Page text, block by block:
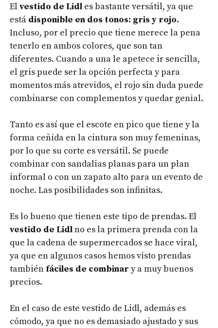
El vestido de Lidl es bastante versátil, ya que
está disponible en dos tonos: gris y rojo.
Incluso, por el precio que tiene merece la pena
tenerlo en ambos colores, que son tan
diferentes. Cuando a una le apetece ir sencilla,
el gris puede ser la opción perfecta y para
momentos más atrevidos, el rojo sin duda puede
combinarse con complementos y quedar genial.
Tanto es así que el escote en pico que tiene y la
forma ceñida en la cintura son muy femeninas,
por lo que su corte es versátil. Se puede
combinar con sandalias planas para un plan
informal o con un zapato alto para un evento de
noche. Las posibilidades son infinitas.
Es lo bueno que tienen este tipo de prendas. El
vestido de Lidlno es la primera prenda con la
que la cadena de supermercados se hace viral,
ya que en algunos casos hemos visto prendas
también fáciles de combinar y a muy buenos
precios.
En el caso de este vestido de Lidl, además es
cómodo, ya que no es demasiado ajustado y sus